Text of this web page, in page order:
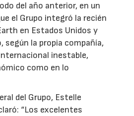
del año anterior, en un
el Grupo integró la recién
en Estados Unidos y
según la propia compañía,
inestable,
como en lo
del Grupo, Estelle
“Los excelentes